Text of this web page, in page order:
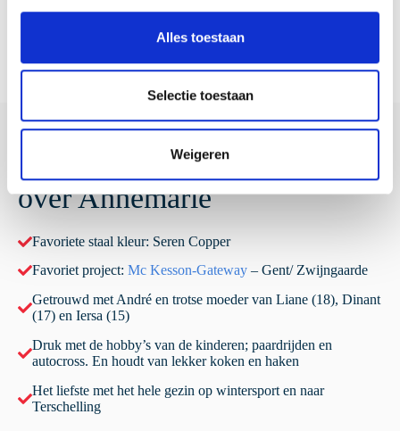
Alles toestaan
Selectie toestaan
Weigeren
over Annemarie
Favoriete staal kleur: Seren Copper
Favoriet project: Mc Kesson-Gateway – Gent/ Zwijngaarde
Getrouwd met André en trotse moeder van Liane (18), Dinant
(17) en Iersa (15)
Druk met de hobby’s van de kinderen; paardrijden en
autocross. En houdt van lekker koken en haken
Het liefste met het hele gezin op wintersport en naar
Terschelling